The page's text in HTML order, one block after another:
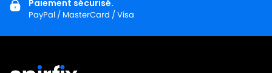
Paiement sécurisé.
PayPal / MasterCard / Visa